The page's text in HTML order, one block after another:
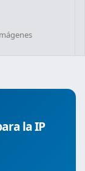
la IP